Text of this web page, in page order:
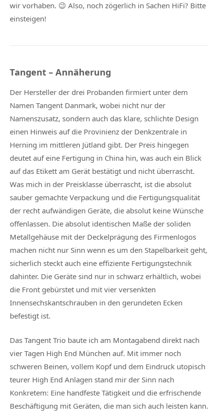
wir vorhaben. 😉 Also, noch zögerlich in Sachen HiFi? Bitte
einsteigen!
Tangent – Annäherung
Der Hersteller der drei Probanden firmiert unter dem
Namen Tangent Danmark, wobei nicht nur der
Namenszusatz, sondern auch das klare, schlichte Design
einen Hinweis auf die Provinienz der Denkzentrale in
Herning im mittleren Jütland gibt. Der Preis hingegen
deutet auf eine Fertigung in China hin, was auch ein Blick
auf das Etikett am Gerät bestätigt und nicht überrascht.
Was mich in der Preisklasse überrascht, ist die absolut
sauber gemachte Verpackung und die Fertigungsqualität
der recht aufwändigen Geräte, die absolut keine Wünsche
offenlassen. Die absolut identischen Maße der soliden
Metallgehäuse mit der Deckelprägung des Firmenlogos
machen nicht nur Sinn wenn es um den Stapelbarkeit geht,
sicherlich steckt auch eine effiziente Fertigungstechnik
dahinter. Die Geräte sind nur in schwarz erhältlich, wobei
die Front gebürstet und mit vier versenkten
Innensechskantschrauben in den gerundeten Ecken
befestigt ist.
Das Tangent Trio baute ich am Montagabend direkt nach
vier Tagen High End München auf. Mit immer noch
schweren Beinen, vollem Kopf und dem Eindruck utopisch
teurer High End Anlagen stand mir der Sinn nach
Konkretem: Eine handfeste Tätigkeit und die erfrischende
Beschäftigung mit Geräten, die man sich auch leisten kann.